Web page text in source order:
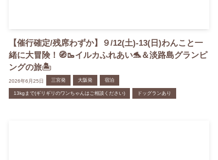
【催行確定/残席わずか】９/12(土)-13(日)わんこと一
緒に大冒険！🧭🥾イルカふれあい🐬＆淡路島グランピ
ングの旅🏝️
2026年6月25日 三宮発 大阪発 宿泊
13kgまで(ギリギリのワンちゃんはご相談ください) ドッグランあり